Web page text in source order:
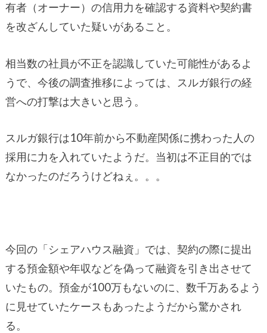
有者（オーナー）の信用力を確認する資料や契約書
を改ざんしていた疑いがあること。
相当数の社員が不正を認識していた可能性があるよ
うで、今後の調査推移によっては、スルガ銀行の経
営への打撃は大きいと思う。
スルガ銀行は10年前から不動産関係に携わった人の
採用に力を入れていたようだ。当初は不正目的では
なかったのだろうけどねぇ。。。
今回の「シェアハウス融資」では、契約の際に提出
する預金額や年収などを偽って融資を引き出させて
いたもの。預金が100万もないのに、数千万あるよう
に見せていたケースもあったようだから驚かされ
る。